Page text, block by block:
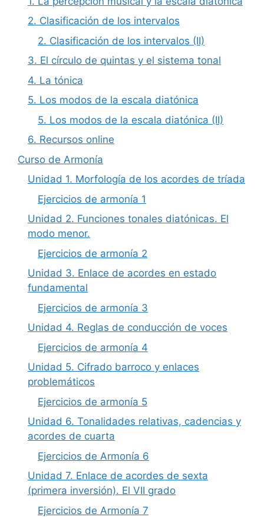
2. Clasificación de los intervalos
2. Clasificación de los intervalos (II)
3. El círculo de quintas y el sistema tonal
4. La tónica
5. Los modos de la escala diatónica
5. Los modos de la escala diatónica (II)
6. Recursos online
Curso de Armonía
Unidad 1. Morfología de los acordes de tríada
Ejercicios de armonía 1
Unidad 2. Funciones tonales diatónicas. El
modo menor.
Ejercicios de armonía 2
Unidad 3. Enlace de acordes en estado
fundamental
Ejercicios de armonía 3
Unidad 4. Reglas de conducción de voces
Ejercicios de armonía 4
Unidad 5. Cifrado barroco y enlaces
problemáticos
Ejercicios de armonía 5
Unidad 6. Tonalidades relativas, cadencias y
acordes de cuarta
Ejercicios de Armonía 6
Unidad 7. Enlace de acordes de sexta
(primera inversión). El VII grado
Ejercicios de Armonía 7